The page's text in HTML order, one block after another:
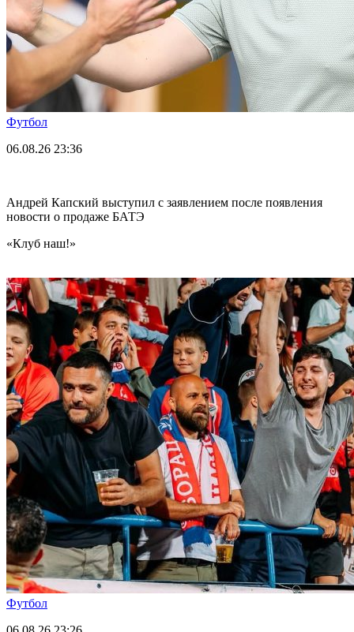
Футбол
06.08.26 23:36
Андрей Капский выступил с заявлением после появления
новости о продаже БАТЭ
«Клуб наш!»
Футбол